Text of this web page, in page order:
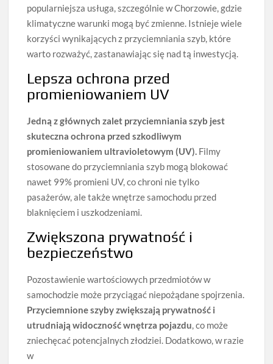
popularniejsza usługa, szczególnie w Chorzowie, gdzie
klimatyczne warunki mogą być zmienne. Istnieje wiele
korzyści wynikających z przyciemniania szyb, które
warto rozważyć, zastanawiając się nad tą inwestycją.
Lepsza ochrona przed
promieniowaniem UV
Jedną z głównych zalet przyciemniania szyb jest
skuteczna ochrona przed szkodliwym
promieniowaniem ultravioletowym (UV). Filmy
stosowane do przyciemniania szyb mogą blokować
nawet 99% promieni UV, co chroni nie tylko
pasażerów, ale także wnętrze samochodu przed
blaknięciem i uszkodzeniami.
Zwiększona prywatność i
bezpieczeństwo
Pozostawienie wartościowych przedmiotów w
samochodzie może przyciągać niepożądane spojrzenia.
Przyciemnione szyby zwiększają prywatność i
utrudniają widoczność wnętrza pojazdu, co może
zniechęcać potencjalnych złodziei. Dodatkowo, w razie
w